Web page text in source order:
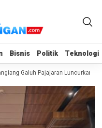
Bisnis Politik Teknologi
Bisnis Politik Teknologi
Galuh Pajajaran Luncurkan